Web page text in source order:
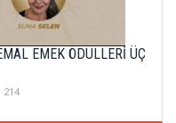
EMEK ÖDÜLLERİ ÜÇ
214